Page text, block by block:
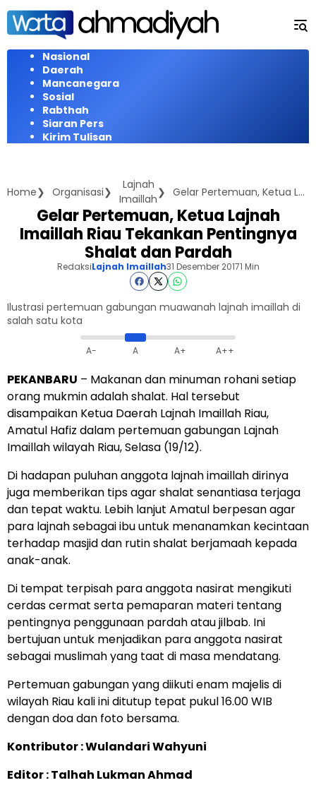
Langsung
konten
Nasional
Daerah
Mancanegara
Sosial
Rabthah
Siaran Pers
Kirim Tulisan
Home Organisasi
Lajnah
Imaillah
Gelar Pertemuan, Ketua Lajnah Imaillah Riau Tekankan Pentingnya Shalat dan Pardah
Gelar Pertemuan, Ketua Lajnah
Imaillah Riau Tekankan Pentingnya
Shalat dan Pardah
RedaksiLajnah Imaillah31 Desember 20171 Min
Ilustrasi pertemuan gabungan muawanah lajnah imaillah di
salah satu kota
A- A A+ A++
PEKANBARU – Makanan dan minuman rohani setiap
orang mukmin adalah shalat. Hal tersebut
disampaikan Ketua Daerah Lajnah Imaillah Riau,
Amatul Hafiz dalam pertemuan gabungan Lajnah
Imaillah wilayah Riau, Selasa (19/12).
Di hadapan puluhan anggota lajnah imaillah dirinya
juga memberikan tips agar shalat senantiasa terjaga
dan tepat waktu. Lebih lanjut Amatul berpesan agar
para lajnah sebagai ibu untuk menanamkan kecintaan
terhadap masjid dan rutin shalat berjamaah kepada
anak-anak.
Di tempat terpisah para anggota nasirat mengikuti
cerdas cermat serta pemaparan materi tentang
pentingnya penggunaan pardah atau jilbab. Ini
bertujuan untuk menjadikan para anggota nasirat
sebagai muslimah yang taat di masa mendatang.
Pertemuan gabungan yang diikuti enam majelis di
wilayah Riau kali ini ditutup tepat pukul 16.00 WIB
dengan doa dan foto bersama.
Kontributor : Wulandari Wahyuni
Editor : Talhah Lukman Ahmad